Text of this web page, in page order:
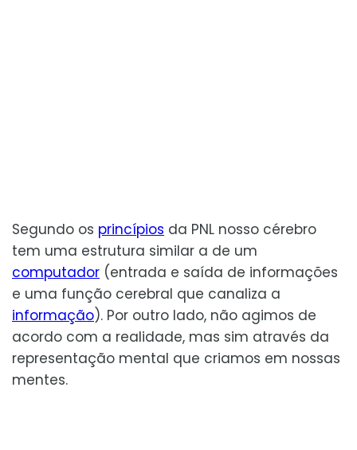
Segundo os princípios da PNL nosso cérebro
tem uma estrutura similar a de um
computador (entrada e saída de informações
e uma função cerebral que canaliza a
informação). Por outro lado, não agimos de
acordo com a realidade, mas sim através da
representação mental que criamos em nossas
mentes.